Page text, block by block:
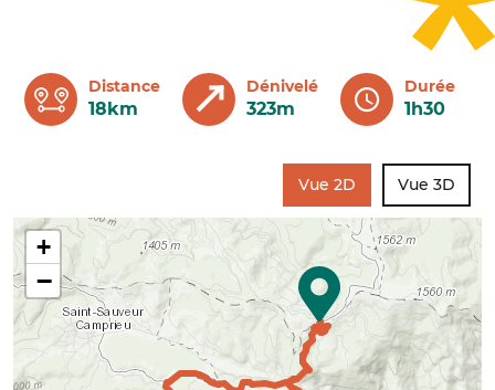
Distance
18km
Dénivelé
323m
Durée
1h30
Vue 2D Vue 3D
+
−